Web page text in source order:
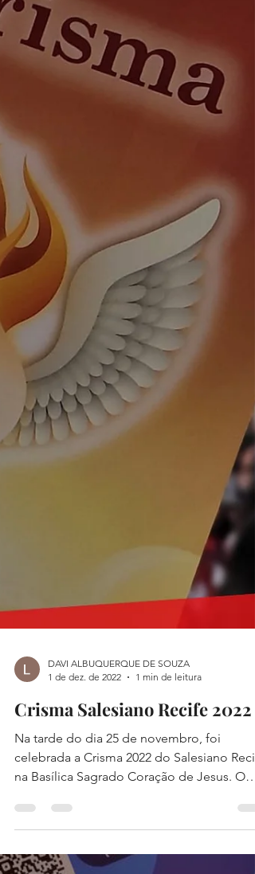
DAVI ALBUQUERQUE DE SOUZA
1 min de leitura
Crisma Salesiano Recife 2022
Na tarde do dia 25 de novembro, foi
celebrada a Crisma 2022 do Salesiano
evento reuniu 35...